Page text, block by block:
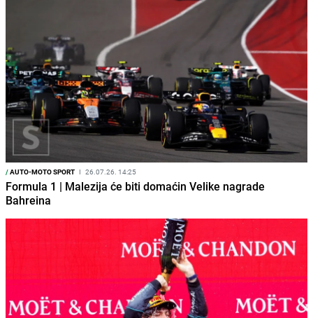
/AUTO-MOTO SPORT I 26.07.26. 14:25
Formula 1 | Malezija će biti domaćin Velike nagrade
Bahreina